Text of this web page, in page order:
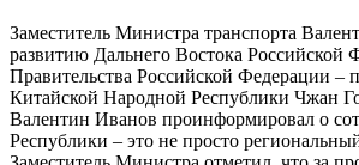
Заместитель Министра транспорта
развитию Дальнего Востока Российской
Правительства Российской Федерации –
Китайской Народной Республики Чжан
Валентин Иванов проинформировал о
Республики – это не просто